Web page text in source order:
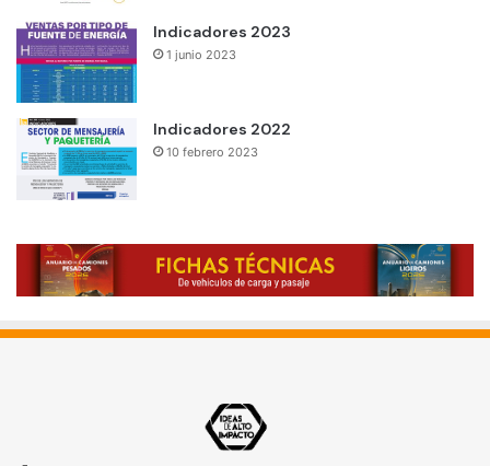
Indicadores 2023
1 junio 2023
Indicadores 2022
10 febrero 2023